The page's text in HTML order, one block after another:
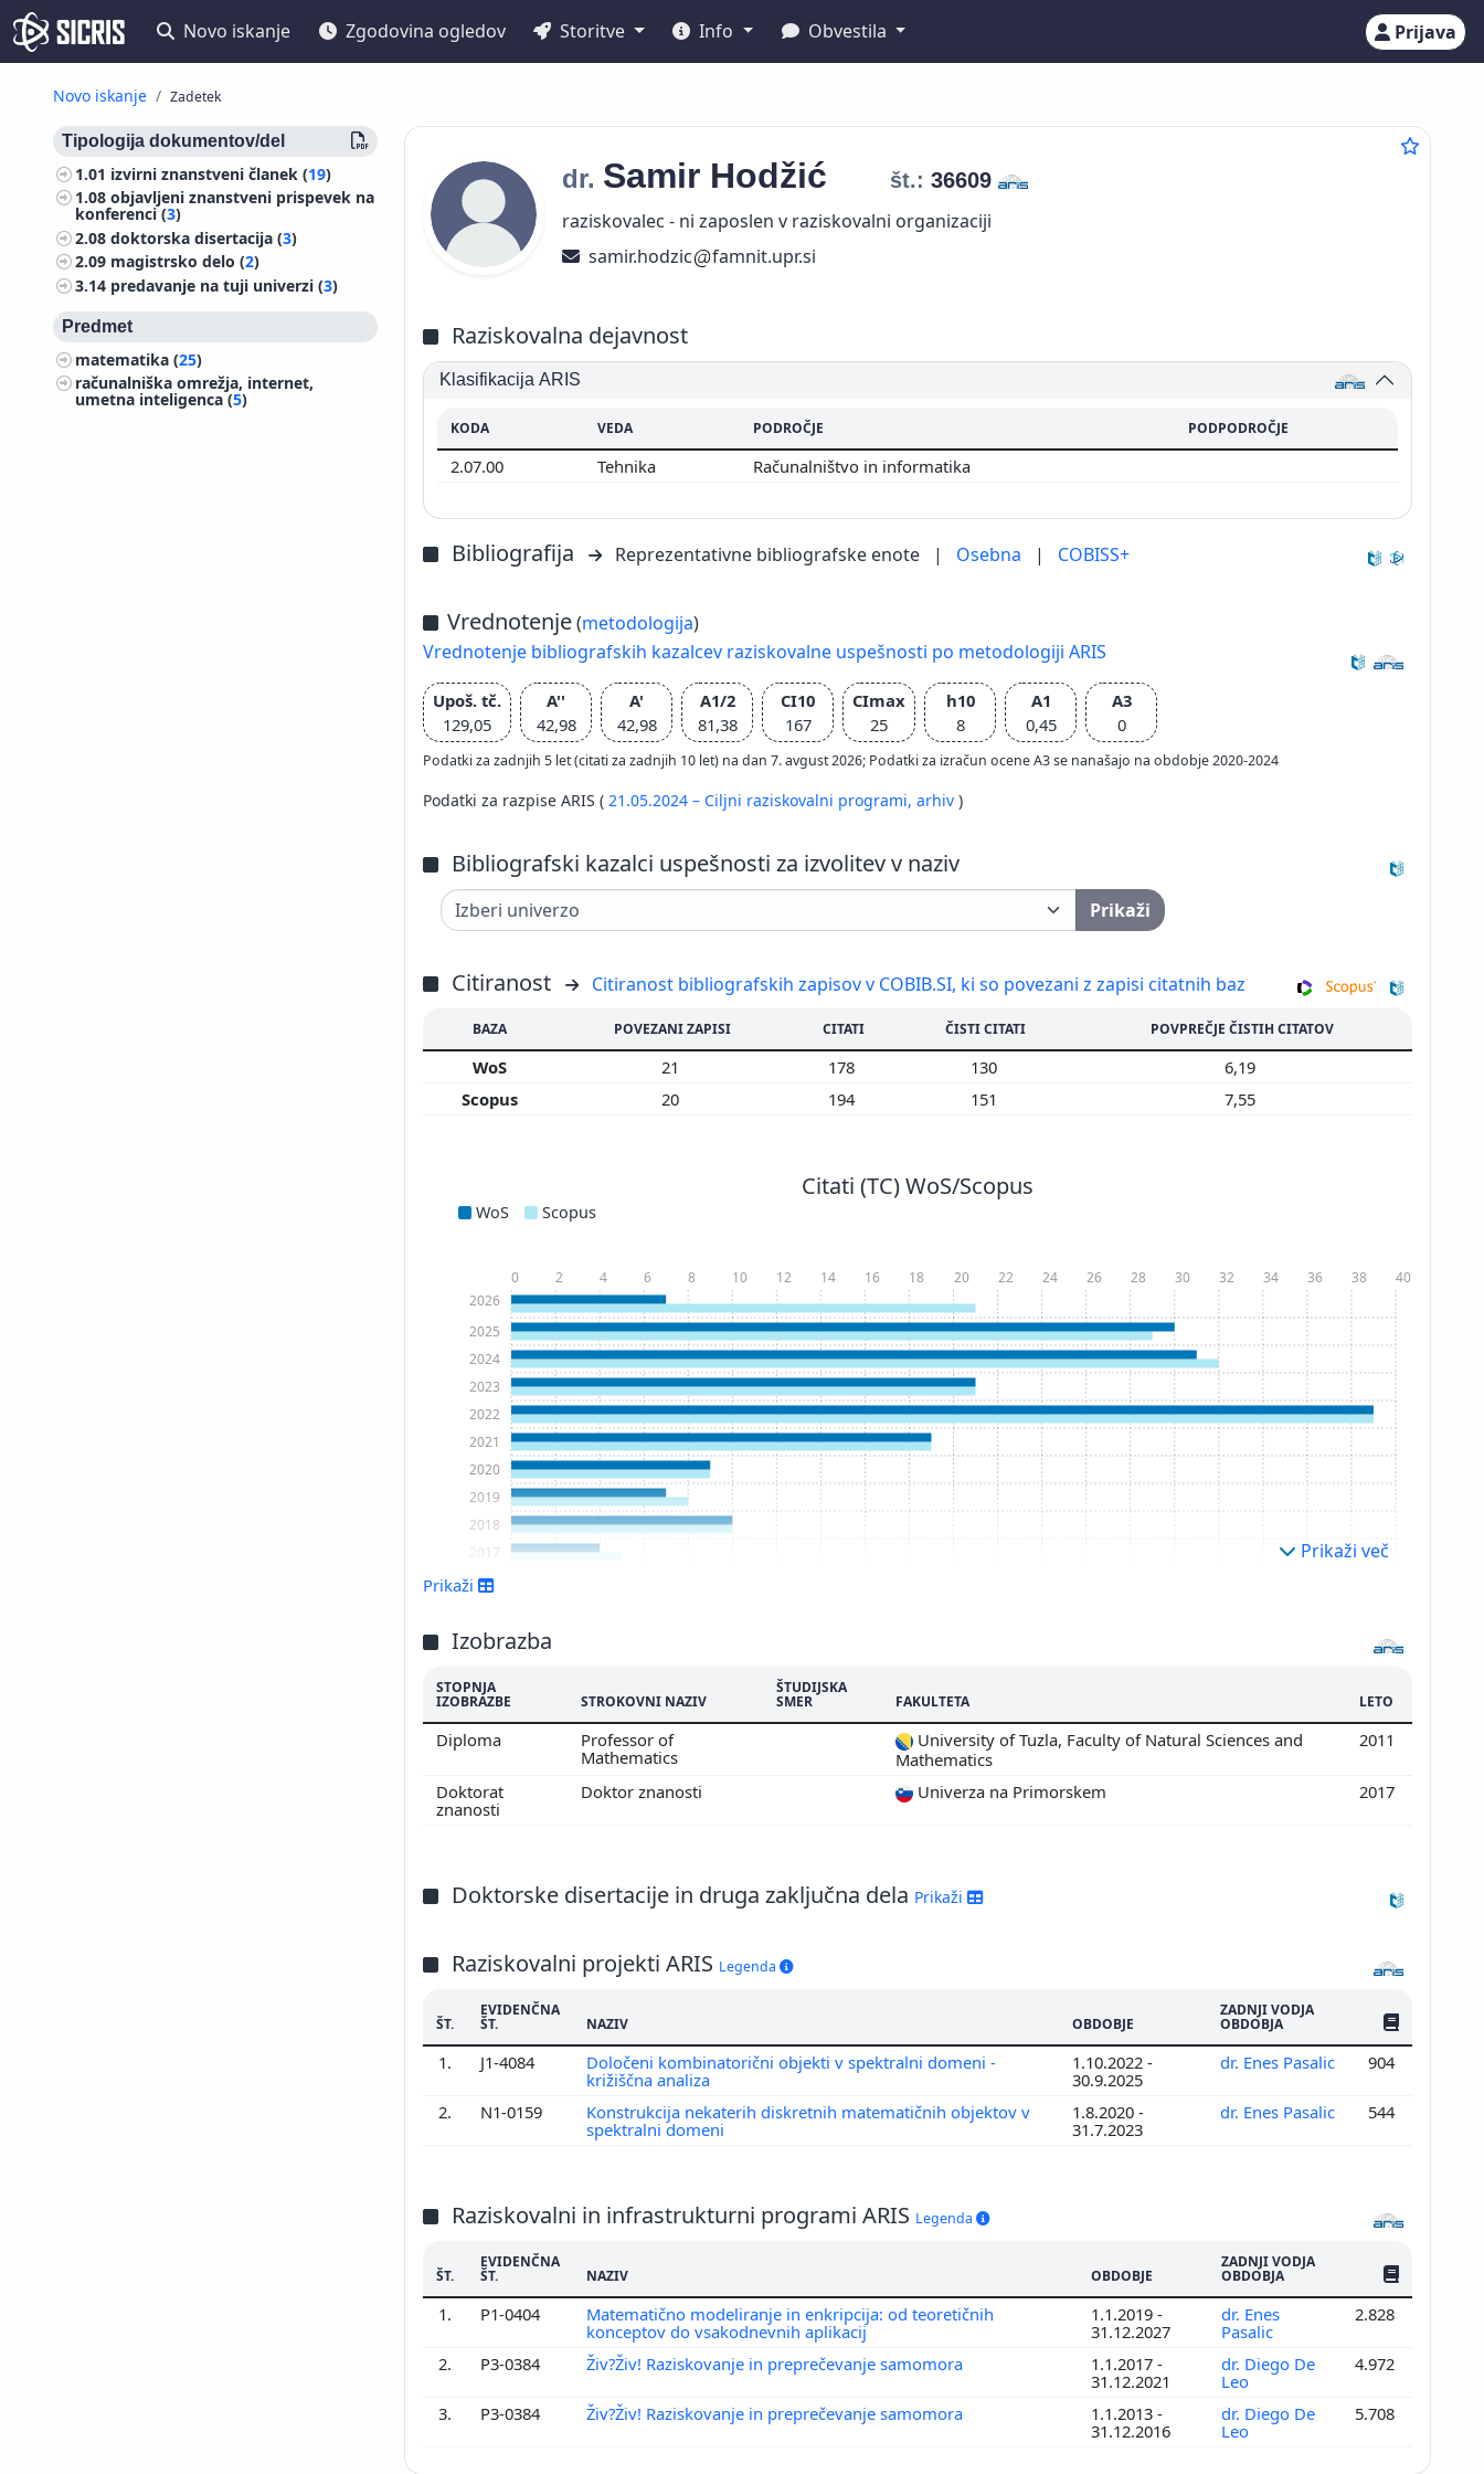
Novo iskanje Zgodovina ogledov Storitve Info Obvestila Prijava
Novo iskanje Zadetek
Tipologija dokumentov/del
1.01 izvirni znanstveni članek (19)
1.08objavljeni znanstveni prispevek na
konferenci (3)
2.08doktorska disertacija (3)
2.09 magistrsko delo (2)
3.14 predavanje na tuji univerzi (3)
Predmet
matematika (25)
računalniška omrežja, internet,
umetna inteligenca (5)
dr. Samir Hodžić št.: 36609
raziskovalec - ni zaposlen v raziskovalni organizaciji
samir.hodzic
famnit.upr.si
Raziskovalna dejavnost
Klasifikacija ARIS
KODA VEDA PODROČJE PODPODROČJE
2.07.00 Tehnika Računalništvo in informatika
Bibliografija Reprezentativne bibliografske enote | Osebna | COBISS+
Vrednotenje(metodologija)
Vrednotenje bibliografskih kazalcev raziskovalne uspešnosti po metodologiji ARIS
Upoš. tč.
129,05
A''
42,98
A'
42,98
A1/2
81,38
CI10
167
CImax
25
h10
8
A1
0,45
A3
0
Podatki za zadnjih 5 let (citati za zadnjih 10 let) na dan 7. avgust 2026; Podatki za izračun ocene A3 se nanašajo na obdobje 2020-2024
Podatki za razpise ARIS ( 21.05.2024 – Ciljni raziskovalni programi, arhiv )
Bibliografski kazalci uspešnosti za izvolitev v naziv
Prikaži
Citiranost Citiranost bibliografskih zapisov v COBIB.SI, ki so povezani z zapisi citatnih baz
BAZA POVEZANI ZAPISI CITATI ČISTI CITATI POVPREČJE ČISTIH CITATOV
WoS 21 178 130
6,19
Scopus
20 194 151 7,55
Citati (TC) WoS/Scopus
WoS Scopus
2016
2017
2018
2019
2020
2021
2022
2023
2024
2025
2026
0 2 4 6 8 10 12 14 16 18 20 22 24 26 28 30 32 34 36 38 40
Prikaži več
Prikaži
Izobrazba
STOPNJA
IZOBRAZBE STROKOVNI NAZIV
ŠTUDIJSKA
SMER FAKULTETA LETO
Diploma
Professor of
Mathematics
University of Tuzla, Faculty of Natural Sciences and
Mathematics
2011
Doktorat
znanosti
Doktor znanosti Univerza na Primorskem 2017
Doktorske disertacije in druga zaključna dela Prikaži
Raziskovalni projekti ARIS Legenda
ŠT.
EVIDENČNA
ŠT. NAZIV OBDOBJE
ZADNJI VODJA
OBDOBJA ŠTEV.
1. J1-4084
Določeni kombinatorični objekti v spektralni domeni -
križiščna analiza
1.10.2022 -
30.9.2025
dr. Enes Pasalic 904
2. N1-0159
Konstrukcija nekaterih diskretnih matematičnih objektov v
spektralni domeni
1.8.2020 -
31.7.2023
dr. Enes Pasalic 544
Raziskovalni in infrastrukturni programi ARIS Legenda
ŠT.
EVIDENČNA
ŠT. NAZIV OBDOBJE
ZADNJI VODJA
OBDOBJA ŠTEV.
1. P1-0404
Matematično modeliranje in enkripcija: od teoretičnih
konceptov do vsakodnevnih aplikacij
1.1.2019 -
31.12.2027
dr. Enes
Pasalic
2.828
2. P3-0384 Živ?Živ! Raziskovanje in preprečevanje samomora
1.1.2017 -
31.12.2021
dr. Diego De
Leo
4.972
3. P3-0384 Živ?Živ! Raziskovanje in preprečevanje samomora
1.1.2013 -
31.12.2016
dr. Diego De
Leo
5.708